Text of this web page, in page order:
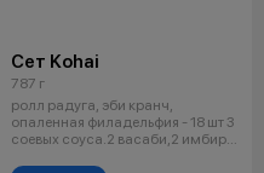
Сет Kohai
787 г
ролл радуга, эби кранч,
опаленная филадельфия - 18 шт 3
соевых соуса.2 васаби,2 имбиря